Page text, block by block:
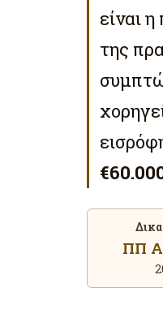
είναι
της
ΠΠ